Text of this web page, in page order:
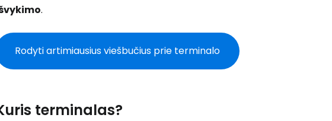
.
Rodyti artimiausius viešbučius prie terminalo
terminalas?